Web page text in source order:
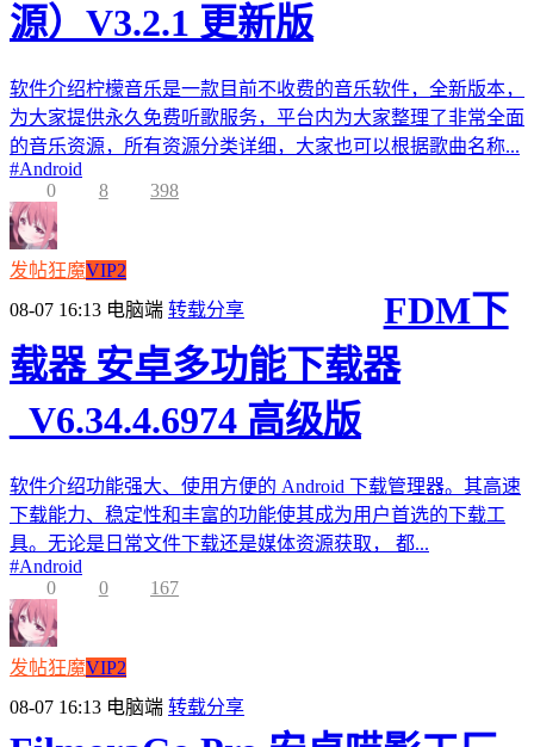
源）V3.2.1 更新版
软件介绍柠檬音乐是一款目前不收费的音乐软件，全新版本，
为大家提供永久免费听歌服务，平台内为大家整理了非常全面
的音乐资源，所有资源分类详细，大家也可以根据歌曲名称...
#Android
0
8 398
发帖狂魔VIP2
08-07 16:13 电脑端 转载分享
FDM下
载器 安卓多功能下载器
_V6.34.4.6974 高级版
软件介绍功能强大、使用方便的 Android 下载管理器。其高速
下载能力、稳定性和丰富的功能使其成为用户首选的下载工
具。无论是日常文件下载还是媒体资源获取， 都...
#Android
0
0 167
发帖狂魔VIP2
08-07 16:13 电脑端 转载分享